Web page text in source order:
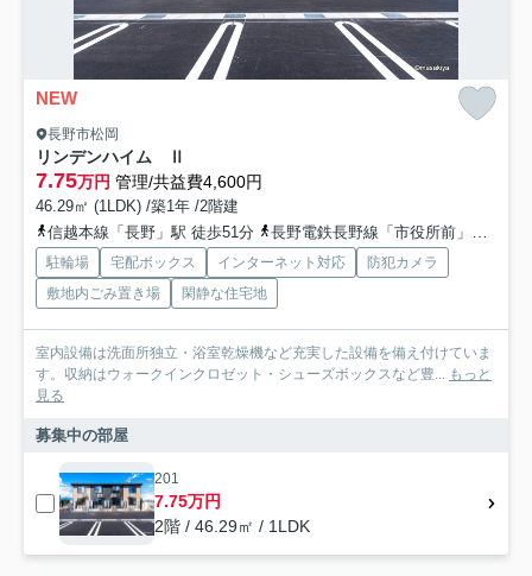
NEW
長野市松岡
リンデンハイム Ⅱ
7.75万円 管理/共益費4,600円
46.29㎡ (1LDK) /築1年 /2階建
信越本線「長野」駅 徒歩51分
長野電鉄長野線「市役所前」駅 徒歩54分
駐輪場 宅配ボックス インターネット対応
防犯カメラ
敷地内ごみ置き場
閑静な住宅地
室内設備は洗面所独立・浴室乾燥機など充実した設備を備え付けていま
す。収納はウォークインクロゼット・シューズボックスなど豊... もっと
見る
募集中の部屋
201
7.75万円
2階 / 46.29㎡ / 1LDK